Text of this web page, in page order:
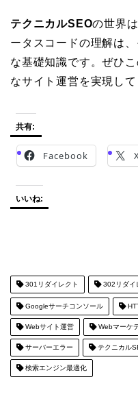
テクニカルSEOの世界
ータスコードの理解は
な基礎知識です。ぜひ
なサイト運営を実現して
共有:
Facebook
いいね:
301リダイレクト 302リダイ
Googleサーチコンソール
Webサイト運営 Webマーケ
サーバーエラー テクニカル
検索エンジン最適化